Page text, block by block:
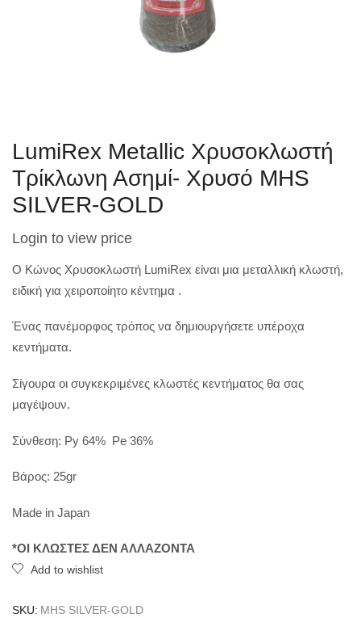
LumiRex Metallic Χρυσοκλωστή
Τρίκλωνη Ασημί- Χρυσό MHS
SILVER-GOLD
Login to view price
Ο Κώνος Χρυσοκλωστή LumiRex είναι μια μεταλλική κλωστή,
ειδική για χειροποίητο κέντημα .
Ένας πανέμορφος τρόπος να δημιουργήσετε υπέροχα
κεντήματα.
Σίγουρα οι συγκεκριμένες κλωστές κεντήματος θα σας
μαγέψουν.
Σύνθεση: Py 64% Pe 36%
Βάρος: 25gr
Made in Japan
*ΟΙ ΚΛΩΣΤΕΣ ΔΕΝ ΑΛΛΑΖΟΝΤΑ
Add to wishlist
SKU: MHS SILVER-GOLD